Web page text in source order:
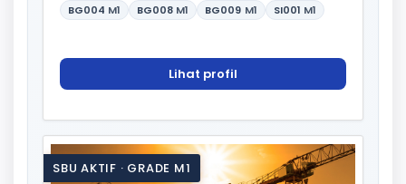
BG004 M1 BG008 M1 BG009 M1 SI001 M1
Lihat profil
SBU AKTIF · GRADE M1